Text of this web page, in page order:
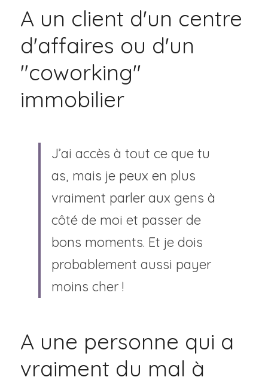
A un client d'un centre
d'affaires ou d'un
"coworking"
immobilier
J’ai accès à tout ce que tu
as, mais je peux en plus
vraiment parler aux gens à
côté de moi et passer de
bons moments. Et je dois
probablement aussi payer
moins cher !
A une personne qui a
vraiment du mal à